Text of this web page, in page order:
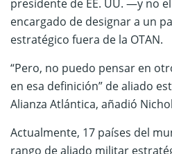
presidente de EE. UU. —y no
encargado de designar a un
estratégico fuera de la OTAN.
“Pero, no puedo pensar en
en esa definición” de aliado
Alianza Atlántica, añadió
Actualmente, 17 países del
rango de aliado militar